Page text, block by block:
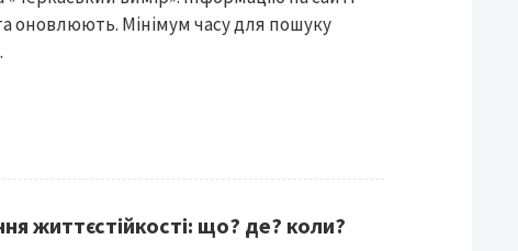
оновлюють. Мінімум часу для пошуку
життєстійкості: що? де? коли?